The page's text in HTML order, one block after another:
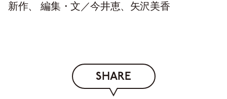
新作、 編集・文／今井恵、矢沢美香
SHARE